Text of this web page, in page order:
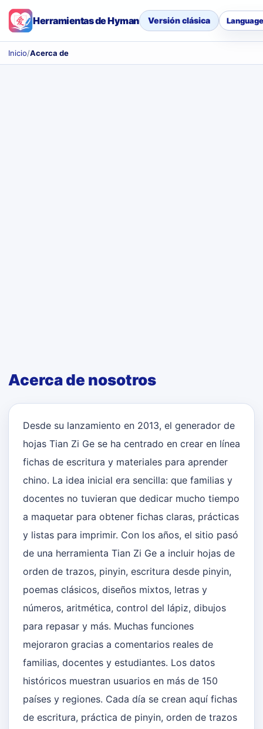
Herramientas de Hyman Versión clásica
Inicio/Acerca de
Acerca de nosotros
Desde su lanzamiento en 2013, el generador de
hojas Tian Zi Ge se ha centrado en crear en línea
fichas de escritura y materiales para aprender
chino. La idea inicial era sencilla: que familias y
docentes no tuvieran que dedicar mucho tiempo
a maquetar para obtener fichas claras, prácticas
y listas para imprimir. Con los años, el sitio pasó
de una herramienta Tian Zi Ge a incluir hojas de
orden de trazos, pinyin, escritura desde pinyin,
poemas clásicos, diseños mixtos, letras y
números, aritmética, control del lápiz, dibujos
para repasar y más. Muchas funciones
mejoraron gracias a comentarios reales de
familias, docentes y estudiantes. Los datos
históricos muestran usuarios en más de 150
países y regiones. Cada día se crean aquí fichas
de escritura, práctica de pinyin, orden de trazos